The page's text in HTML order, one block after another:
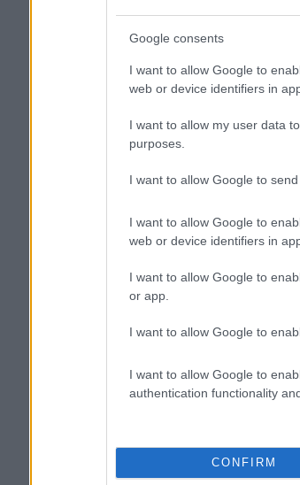
Google consents
I want to allow Google to
web or device identifiers in
I want to allow my user data
purposes.
I want to allow Google to
I want to allow Google to
web or device identifiers in
I want to allow Google to
or app.
I want to allow Google to
I want to allow Google to
authentication functionality
CONFIRM